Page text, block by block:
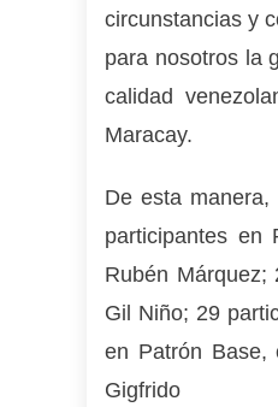
circunstancias y
para nosotros la
calidad
Maracay.
De esta
participantes en
Rubén Márquez;
Gil Niño; 29
en Patrón Base,
Gigfrido